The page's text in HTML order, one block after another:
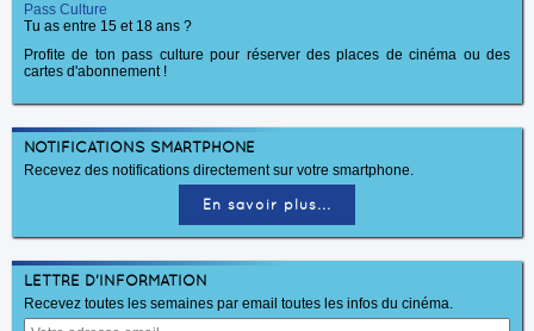
Pass Culture
Tu as entre 15 et 18 ans ?
Profite de ton pass culture pour réserver des places de cinéma ou des
cartes d'abonnement !
NOTIFICATIONS SMARTPHONE
Recevez des notifications directement sur votre smartphone.
En savoir plus...
LETTRE D'INFORMATION
Recevez toutes les semaines par email toutes les infos du cinéma.